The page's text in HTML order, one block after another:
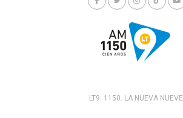
LT9. 1150. LA NUEVA NUEVE